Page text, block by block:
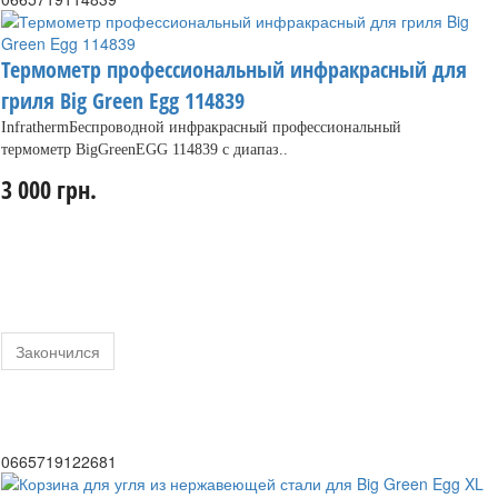
Термометр профессиональный инфракрасный для
гриля Big Green Egg 114839
InfrathermБеспроводной инфракрасный профессиональный
термометр BigGreenEGG 114839 с диапаз..
3 000 грн.
Закончился
0665719122681